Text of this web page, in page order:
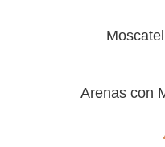
Arenas con